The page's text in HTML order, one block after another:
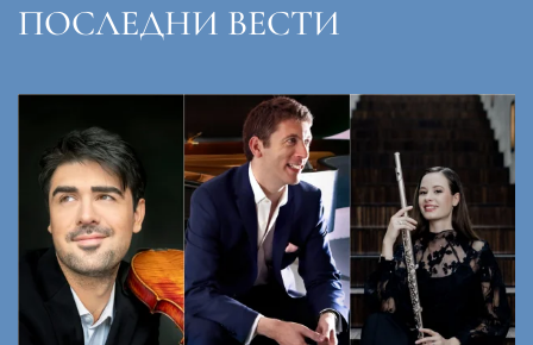
ПОСЛЕДНИ ВЕСТИ